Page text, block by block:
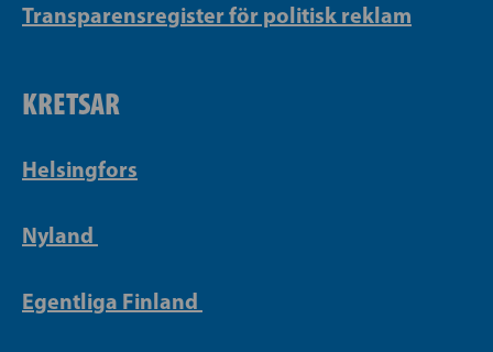
Transparensregister för politisk reklam
KRETSAR
Helsingfors
Nyland
Egentliga Finland